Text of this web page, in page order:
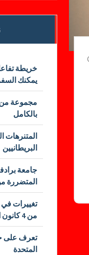
خريطة
يمكنك
مجموعة من
بالكامل
المتنرهات
البريطانيين
جامعة
المتضررة
تغييرات في
من 4 كانون الأول
تعرف على
المتحدة